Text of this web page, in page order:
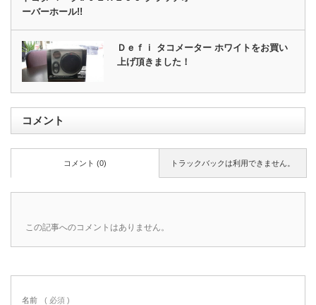
ーバーホール!!
Ｄｅｆｉ タコメーター ホワイトをお買い
上げ頂きました！
コメント
トラックバックは利用できません。
コメント (0)
この記事へのコメントはありません。
名前 ( 必須 )